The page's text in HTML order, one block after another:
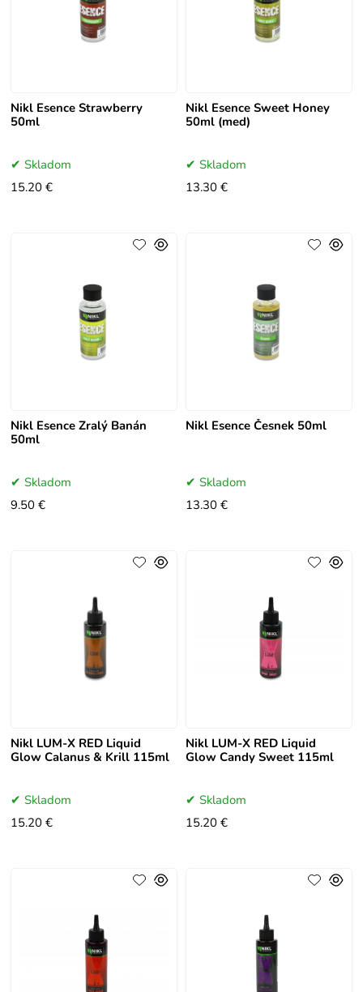
Nikl Esence Strawberry
50ml
Skladom
15.20 €
Nikl Esence Sweet Honey
50ml (med)
Skladom
13.30 €
Nikl Esence Zralý Banán
50ml
Skladom
9.50 €
Nikl Esence Česnek 50ml
Skladom
13.30 €
Nikl LUM-X RED Liquid
Glow Calanus & Krill 115ml
Skladom
15.20 €
Nikl LUM-X RED Liquid
Glow Candy Sweet 115ml
Skladom
15.20 €